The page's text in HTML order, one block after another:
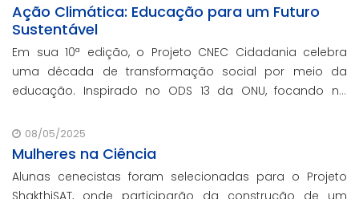
Ação Climática: Educação para um Futuro
Sustentável
Em sua 10ª edição, o Projeto CNEC Cidadania celebra
uma década de transformação social por meio da
educação. Inspirado no ODS 13 da ONU, focando no
promoção da sustentabilidade.
08/05/2025
Mulheres na Ciência
Alunas cenecistas foram selecionadas para o Projeto
ShakthiSAT, onde participarão da construção de um